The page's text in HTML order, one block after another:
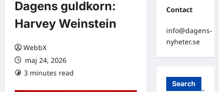
Dagens guldkorn:
Harvey Weinstein
WebbX
maj 24, 2026
3 minutes read
Contact
info@dagens-
nyheter.se
Search